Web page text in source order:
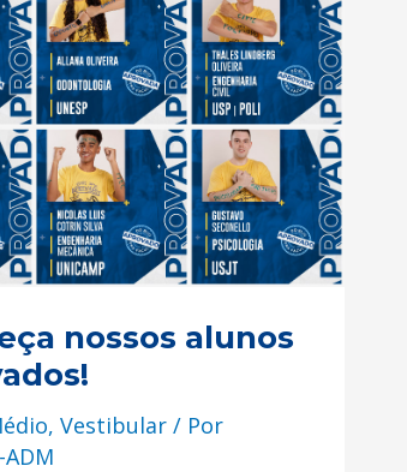
nossos alunos
, Vestibular/ Por